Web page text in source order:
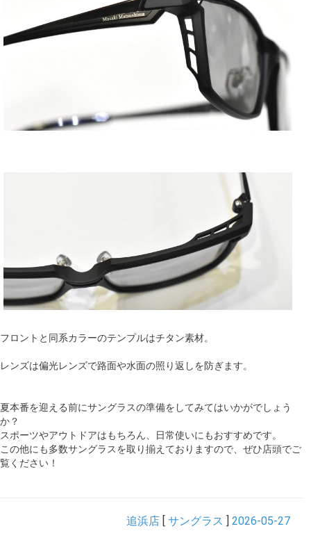
フロントと同系カラーのテンプルはチタン素材。
レンズは偏光レンズで路面や水面の照り返しを防ぎます。
夏本番を迎える前にサングラスの準備をしてみてはいかがでしょう
か？
スポーツやアウトドアはもちろん、日常使いにもおすすめです。
この他にも多数サングラスを取り揃えておりますので、ぜひ店頭でご
覧ください！
追浜店 [ サングラス ] 2026-05-27